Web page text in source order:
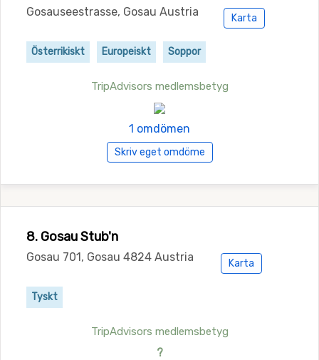
Gosauseestrasse, Gosau Austria Karta
Österrikiskt Europeiskt Soppor
TripAdvisors medlemsbetyg
1 omdömen
Skriv eget omdöme
8. Gosau Stub'n
Gosau 701, Gosau 4824 Austria Karta
Tyskt
TripAdvisors medlemsbetyg
?